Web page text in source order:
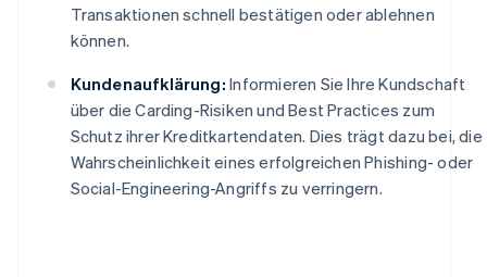
Transaktionen schnell bestätigen oder ablehnen
können.
Kundenaufklärung: Informieren Sie Ihre Kundschaft
über die Carding-Risiken und Best Practices zum
Schutz ihrer Kreditkartendaten. Dies trägt dazu bei, die
Wahrscheinlichkeit eines erfolgreichen Phishing- oder
Social-Engineering-Angriffs zu verringern.